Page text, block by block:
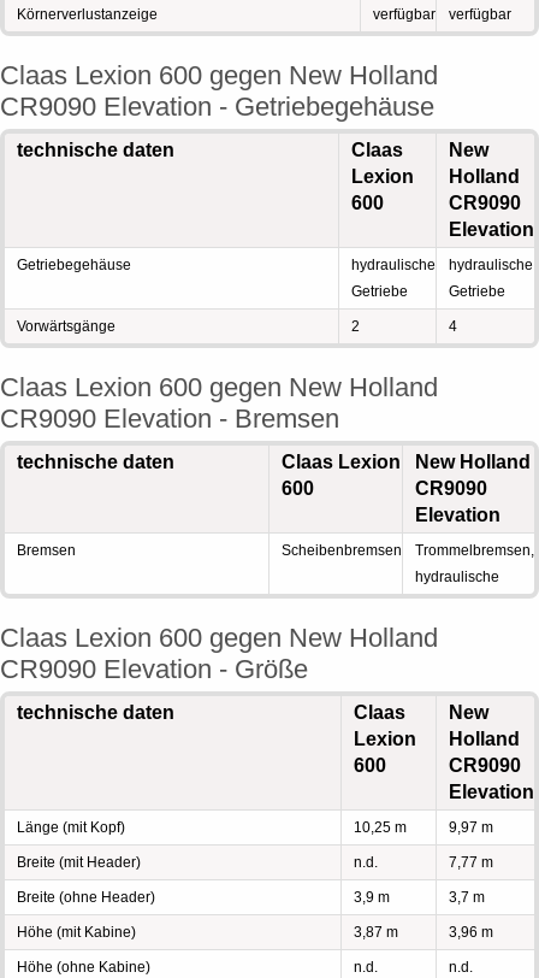
Körnerverlustanzeige verfügbar verfügbar
Claas Lexion 600 gegen New Holland
CR9090 Elevation - Getriebegehäuse
technische daten
Claas
Lexion
600
New
Holland
CR9090
Elevation
Getriebegehäuse
hydraulische
Getriebe
hydraulische
Getriebe
Vorwärtsgänge 2 4
Claas Lexion 600 gegen New Holland
CR9090 Elevation - Bremsen
technische daten
Claas Lexion
600
New Holland
CR9090
Elevation
Bremsen Scheibenbremsen
Trommelbremsen,
hydraulische
Claas Lexion 600 gegen New Holland
CR9090 Elevation - Größe
technische daten
Claas
Lexion
600
New
Holland
CR9090
Elevation
Länge (mit Kopf) 10,25 m 9,97 m
Breite (mit Header) n.d. 7,77 m
Breite (ohne Header) 3,9 m 3,7 m
Höhe (mit Kabine) 3,87 m 3,96 m
Höhe (ohne Kabine) n.d. n.d.